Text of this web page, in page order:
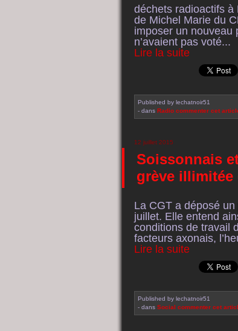
déchets radioactifs
de Michel Marie du
imposer un nouveau
n’avaient pas voté...
Lire la suite
Published by lechatnoir51
- dans Radio commenter cet
12 juillet 2015
Soissonnais
grève illimitée
La CGT a déposé
juillet. Elle entend
conditions de travail
facteurs axonais,
Lire la suite
Published by lechatnoir51
- dans Social commenter cet